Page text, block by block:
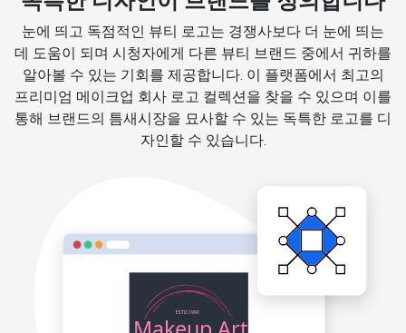
눈에 띄고 독점적인 뷰티 로고는 경쟁사보다 더 눈에 띄는
데 도움이 되며 시청자에게 다른 뷰티 브랜드 중에서 귀하를
알아볼 수 있는 기회를 제공합니다. 이 플랫폼에서 최고의
프리미엄 메이크업 회사 로고 컬렉션을 찾을 수 있으며 이를
통해 브랜드의 틈새시장을 묘사할 수 있는 독특한 로고를 디
자인할 수 있습니다.